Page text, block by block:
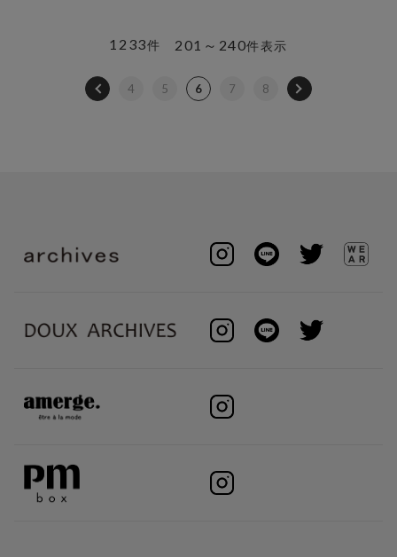
201～240件表示
1233件
4 5 6 7 8